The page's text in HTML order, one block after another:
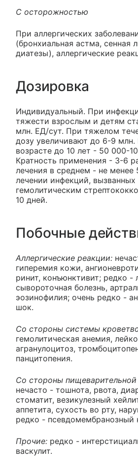
С осторожностью
При аллергических
(бронхиальная астма, сенная
диатезы), аллергические
Дозировка
Индивидуальный. При
тяжести взрослым и детям
млн. ЕД/сут. При тяжелом
дозу увеличивают до 6-9
возрасте до 10 лет - 50 000-
Кратность применения - 3-6
лечения в среднем - не менее
лечении инфекций, вызванных
гемолитическим
10 дней.
Побочные
Аллергические реакции:
гиперемия кожи,
ринит, конъюнктивит; редко -
сывороточная болезнь,
эозинофилия; очень редко -
шок.
Со стороны системы
гемолитическая анемия,
агранулоцитоз,
панцитопения.
Со стороны
нечасто - тошнота, рвота,
стоматит, везикулезный
аппетита, сухость во рту,
редко - псевдомембранозный
Прочие: редко -
васкулит.